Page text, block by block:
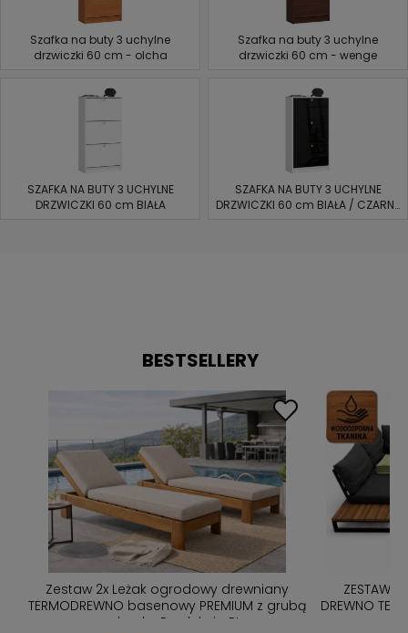
Szafka na buty 3 uchylne
drzwiczki 60 cm - olcha
Szafka na buty 3 uchylne
drzwiczki 60 cm - wenge
SZAFKA NA BUTY 3 UCHYLNE
DRZWICZKI 60 cm BIAŁA
SZAFKA NA BUTY 3 UCHYLNE
DRZWICZKI 60 cm BIAŁA / CZARNY
BESTSELLERY
ZESTAW MEBLI OGRODOWYCH PREMIUM
DREWNO TERMO U + STOLIK + PODUSZKI / SOFA
NA TARAS / Narożnik U
4